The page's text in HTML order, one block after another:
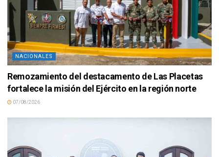
NACIONALES
Remozamiento del destacamento de Las Placetas
fortalece la misión del Ejército en la región norte
07/08/2026